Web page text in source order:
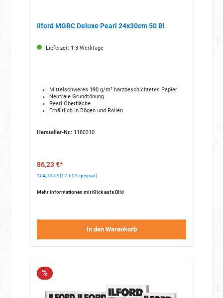
Ilford MGRC Deluxe Pearl 24x30cm 50 Bl
Lieferzeit 1-3 Werktage
Mittelschweres 190 g/m² harzbeschichtetes Papier
Neutrale Grundtönung
Pearl Oberfläche
Erhältlich in Bögen und Rollen
Hersteller-Nr.:1180310
86,23 €*
104,71 €* (17.65% gespart)
Mehr Informationen mit Klick aufs Bild
In den Warenkorb
%